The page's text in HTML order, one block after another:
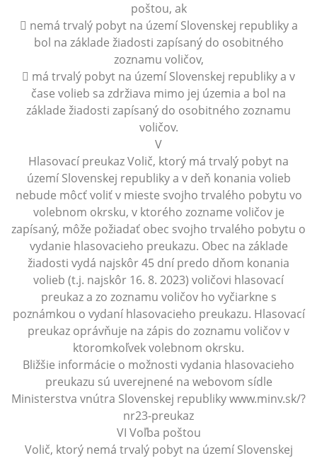
poštou, ak
 nemá trvalý pobyt na území Slovenskej republiky a
bol na základe žiadosti zapísaný do osobitného
zoznamu voličov,
 má trvalý pobyt na území Slovenskej republiky a v
čase volieb sa zdržiava mimo jej územia a bol na
základe žiadosti zapísaný do osobitného zoznamu
voličov.
V
Hlasovací preukaz Volič, ktorý má trvalý pobyt na
území Slovenskej republiky a v deň konania volieb
nebude môcť voliť v mieste svojho trvalého pobytu vo
volebnom okrsku, v ktorého zozname voličov je
zapísaný, môže požiadať obec svojho trvalého pobytu o
vydanie hlasovacieho preukazu. Obec na základe
žiadosti vydá najskôr 45 dní predo dňom konania
volieb (t.j. najskôr 16. 8. 2023) voličovi hlasovací
preukaz a zo zoznamu voličov ho vyčiarkne s
poznámkou o vydaní hlasovacieho preukazu. Hlasovací
preukaz oprávňuje na zápis do zoznamu voličov v
ktoromkoľvek volebnom okrsku.
Bližšie informácie o možnosti vydania hlasovacieho
preukazu sú uverejnené na webovom sídle
Ministerstva vnútra Slovenskej republiky www.minv.sk/?
nr23-preukaz
VI Voľba poštou
Volič, ktorý nemá trvalý pobyt na území Slovenskej